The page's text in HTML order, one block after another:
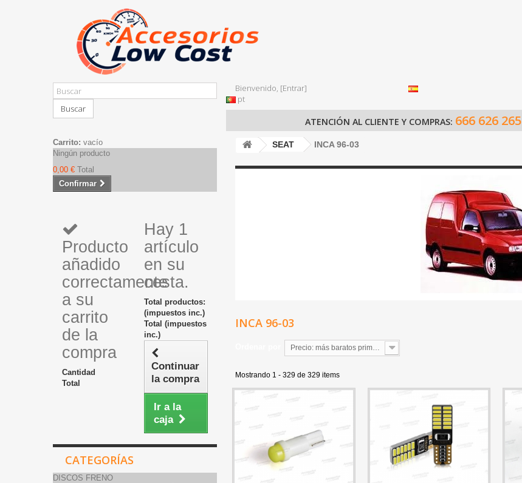
Buscar
Bienvenido, [Entrar]
pt
ATENCIÓN AL CLIENTE Y COMPRAS: 666 626 265
Carrito: vacío
Ningún producto
0,00 € Total
Confirmar
Producto
añadido
correctamente
a su
carrito
de la
compra
Cantidad
Total
Hay 1
artículo
en su
cesta.
Total productos:
(impuestos inc.)
Total (impuestos
inc.)
Continuar
la compra
Ir a la
caja
CATEGORÍAS
DISCOS FRENO
SEAT INCA 96-03
INCA 96-03
Precio: más baratos primero
Mostrando 1 - 329 de 329 items